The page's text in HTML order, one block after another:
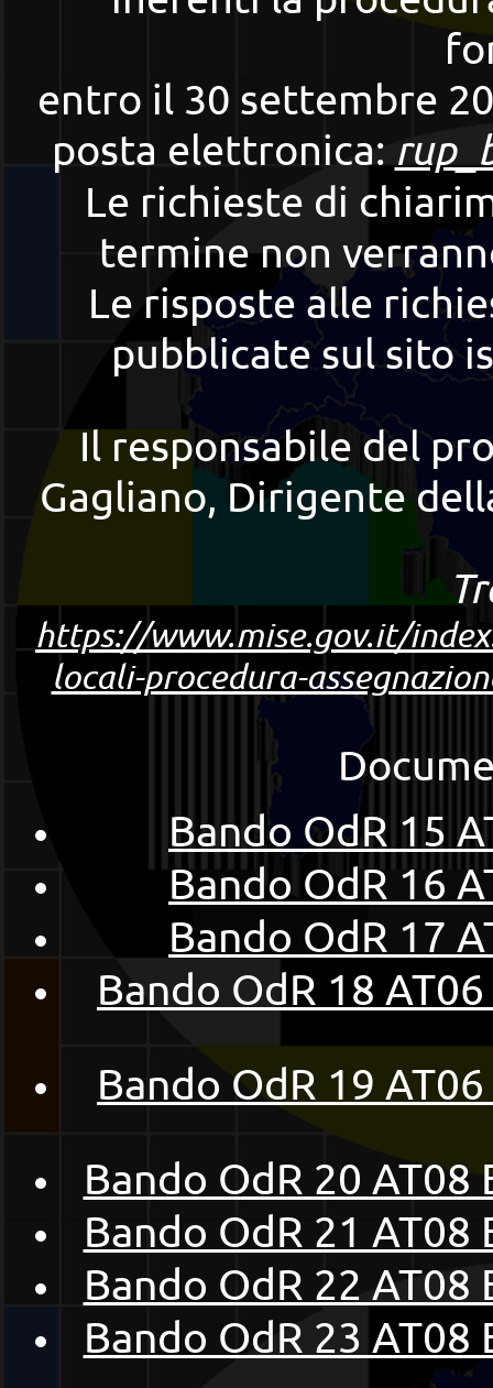
entro il 30 settembre
posta elettronica:
Le richieste di
termine non
Le risposte alle
pubblicate sul sito
Il responsabile del
Gagliano, Dirigente
https://www.mise.gov.it/
locali-procedura-
Bando OdR 15
Bando OdR 16
Bando OdR 17
Bando OdR 18
Bando OdR 19
Bando OdR 20
Bando OdR 21
Bando OdR 22
Bando OdR 23